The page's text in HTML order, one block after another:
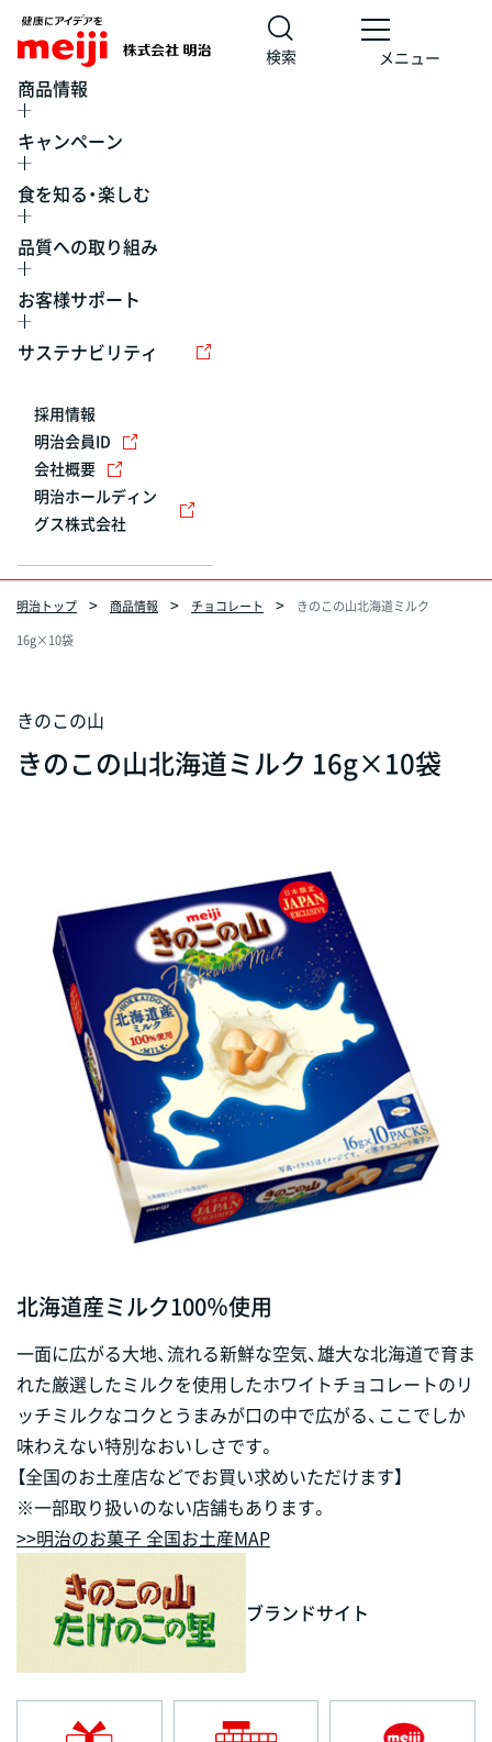
検索 メニュー
商品情報
キャンペーン
食を知る・楽しむ
品質への取り組み
お客様サポート
サステナビリティ
採用情報
明治会員ID
会社概要
明治ホールディン
グス株式会社
明治トップ 商品情報 チョコレート
きのこの山北海道ミルク
16g×10袋
きのこの山
きのこの山北海道ミルク 16g×10袋
北海道産ミルク100％使用
一面に広がる大地、流れる新鮮な空気、雄大な北海道で育ま
れた厳選したミルクを使用したホワイトチョコレートのリ
ッチミルクなコクとうまみが口の中で広がる、ここでしか
味わえない特別なおいしさです。
【全国のお土産店などでお買い求めいただけます】
※一部取り扱いのない店舗もあります。
>>明治のお菓子 全国お土産MAP
ブランドサイト